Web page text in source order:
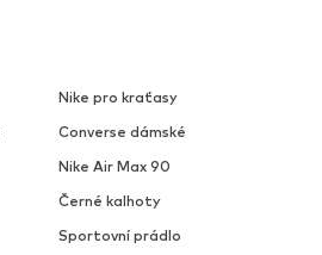
Nike pro kraťasy
Converse dámské
Nike Air Max 90
Černé kalhoty
Sportovní prádlo